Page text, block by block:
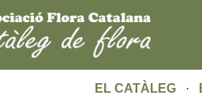
EL CATÀLEG·